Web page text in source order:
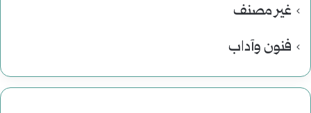
غير مصنف
فنون وآداب